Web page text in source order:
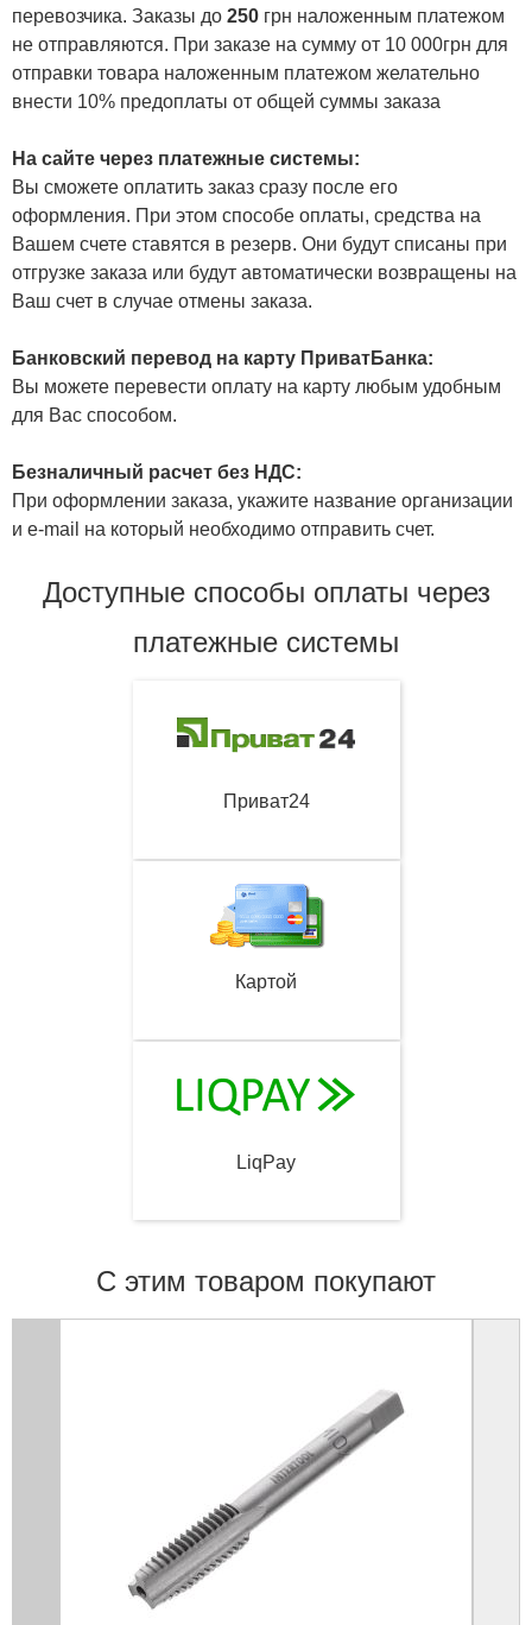
перевозчика. Заказы до 250 грн наложенным платежом
не отправляются. При заказе на сумму от 10 000грн для
отправки товара наложенным платежом желательно
внести 10% предоплаты от общей суммы заказа
На сайте через платежные системы:
Вы сможете оплатить заказ сразу после его
оформления. При этом способе оплаты, средства на
Вашем счете ставятся в резерв. Они будут списаны при
отгрузке заказа или будут автоматически возвращены на
Ваш счет в случае отмены заказа.
Банковский перевод на карту ПриватБанка:
Вы можете перевести оплату на карту любым удобным
для Вас способом.
Безналичный расчет без НДС:
При оформлении заказа, укажите название организации
и e-mail на который необходимо отправить счет.
Доступные способы оплаты через
платежные системы
Приват24
Картой
LiqPay
С этим товаром покупают